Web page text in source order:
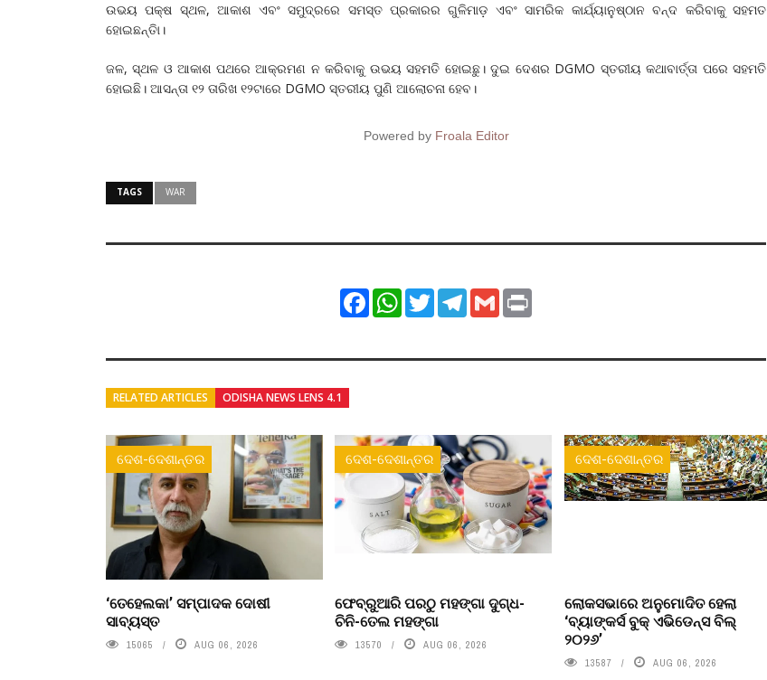
ଉଭୟ ପକ୍ଷ ସ୍ଥଳ, ଆକାଶ ଏବଂ ସମୁଦ୍ରରେ ସମସ୍ତ ପ୍ରକାରର ଗୁଳିମାଡ଼ ଏବଂ ସାମରିକ କାର୍ଯ୍ୟାନୁଷ୍ଠାନ ବନ୍ଦ କରିବାକୁ ସହମତ
ହୋଇଛନ୍ତିା।
ଜଳ, ସ୍ଥଳ ଓ ଆକାଶ ପଥରେ ଆକ୍ରମଣ ନ କରିବାକୁ ଉଭୟ ସହମତି ହୋଇଛୁ। ଦୁଇ ଦେଶର DGMO ସ୍ତରୀୟ କଥାବାର୍ତ୍ତା ପରେ ସହମତି
ହୋଇଛି। ଆସନ୍ତା ୧୨ ତାରିଖ ୧୨ଟାରେ DGMO ସ୍ତରୀୟ ପୁଣି ଆଲୋଚନା ହେବ।
Powered by Froala Editor
TAGS WAR
FacebookWhatsApp
TwitterTelegram
Gmail
RELATED ARTICLES ODISHA NEWS LENS 4.1
ଦେଶ-ଦେଶାନ୍ତର
‘ତେହେଲକା’ ସମ୍ପାଦକ ଦୋଷୀ
ସାବ୍ୟସ୍ତ
15065 AUG 06, 2026
ଦେଶ-ଦେଶାନ୍ତର
ଫେବ୍ରୁଆରି ପରଠୁ ମହଙ୍ଗା ଦୁଗ୍ଧ-
ଚିନି-ତେଲ ମହଙ୍ଗା
13570 AUG 06, 2026
ଦେଶ-ଦେଶାନ୍ତର
ଲୋକସଭାରେ ଅନୁମୋଦିତ ହେଲା
‘ବ୍ୟାଙ୍କର୍ସ ବୁକ୍ ଏଭିଡେନ୍ସ ବିଲ୍
୨୦୨୬’
13587 AUG 06, 2026